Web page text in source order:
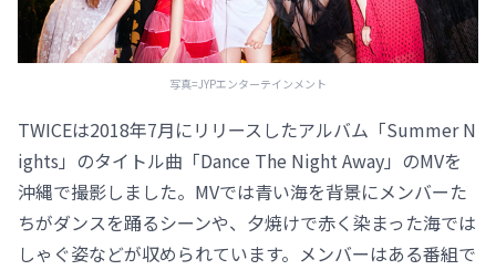
写真=JYPエンターテインメント
TWICEは2018年7月にリリースしたアルバム「Summer N
ights」のタイトル曲「Dance The Night Away」のMVを
沖縄で撮影しました。MVでは青い海を背景にメンバーた
ちがダンスを踊るシーンや、夕焼けで赤く染まった海では
しゃぐ姿などが収められています。メンバーはある番組で